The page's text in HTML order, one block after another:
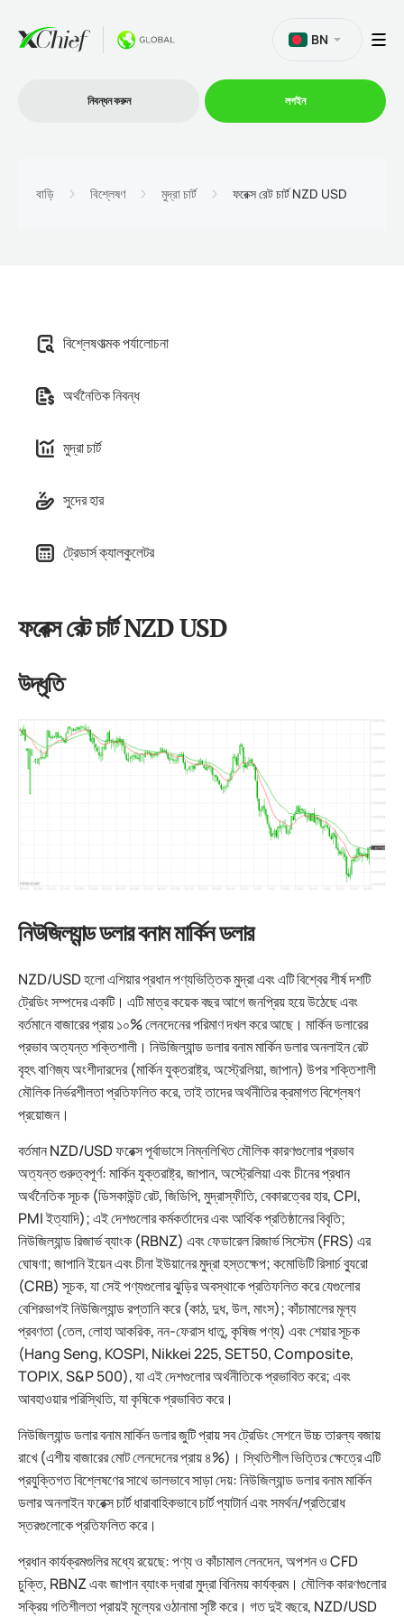
কোম্পানি
অংশীদারিত্ব
BN
নিবন্ধন করুন লগইন
বাড়ি বিশ্লেষণ মুদ্রা চার্ট ফরেক্স রেট চার্ট NZD USD
বিশ্লেষণাত্মক পর্যালোচনা
অর্থনৈতিক নিবন্ধ
মুদ্রা চার্ট
সুদের হার
ট্রেডার্স ক্যালকুলেটর
ফরেক্স রেট চার্ট NZD USD
উদ্ধৃতি
নিউজিল্যান্ড ডলার বনাম মার্কিন ডলার
NZD/USD হলো এশিয়ার প্রধান পণ্যভিত্তিক মুদ্রা এবং এটি বিশ্বের শীর্ষ দশটি
ট্রেডিং সম্পদের একটি। এটি মাত্র কয়েক বছর আগে জনপ্রিয় হয়ে উঠেছে এবং
বর্তমানে বাজারের প্রায় ১০% লেনদেনের পরিমাণ দখল করে আছে। মার্কিন ডলারের
প্রভাব অত্যন্ত শক্তিশালী। নিউজিল্যান্ড ডলার বনাম মার্কিন ডলার অনলাইন রেট
বৃহৎ বাণিজ্য অংশীদারদের (মার্কিন যুক্তরাষ্ট্র, অস্ট্রেলিয়া, জাপান) উপর শক্তিশালী
মৌলিক নির্ভরশীলতা প্রতিফলিত করে, তাই তাদের অর্থনীতির ক্রমাগত বিশ্লেষণ
প্রয়োজন।
বর্তমান NZD/USD ফরেক্স পূর্বাভাসে নিম্নলিখিত মৌলিক কারণগুলোর প্রভাব
অত্যন্ত গুরুত্বপূর্ণ: মার্কিন যুক্তরাষ্ট্র, জাপান, অস্ট্রেলিয়া এবং চীনের প্রধান
অর্থনৈতিক সূচক (ডিসকাউন্ট রেট, জিডিপি, মুদ্রাস্ফীতি, বেকারত্বের হার, CPI,
PMI ইত্যাদি); এই দেশগুলোর কর্মকর্তাদের এবং আর্থিক প্রতিষ্ঠানের বিবৃতি;
নিউজিল্যান্ড রিজার্ভ ব্যাংক (RBNZ) এবং ফেডারেল রিজার্ভ সিস্টেম (FRS) এর
ঘোষণা; জাপানি ইয়েন এবং চীনা ইউয়ানের মুদ্রা হস্তক্ষেপ; কমোডিটি রিসার্চ ব্যুরো
(CRB) সূচক, যা সেই পণ্যগুলোর ঝুড়ির অবস্থাকে প্রতিফলিত করে যেগুলোর
বেশিরভাগই নিউজিল্যান্ড রপ্তানি করে (কাঠ, দুধ, উল, মাংস); কাঁচামালের মূল্য
প্রবণতা (তেল, লোহা আকরিক, নন-ফেরাস ধাতু, কৃষিজ পণ্য) এবং শেয়ার সূচক
(Hang Seng, KOSPI, Nikkei 225, SET50, Composite,
TOPIX, S&P 500), যা এই দেশগুলোর অর্থনীতিকে প্রভাবিত করে; এবং
আবহাওয়ার পরিস্থিতি, যা কৃষিকে প্রভাবিত করে।
নিউজিল্যান্ড ডলার বনাম মার্কিন ডলার জুটি প্রায় সব ট্রেডিং সেশনে উচ্চ তারল্য বজায়
রাখে (এশীয় বাজারের মোট লেনদেনের প্রায় ৪%)। স্থিতিশীল ভিত্তির ক্ষেত্রে এটি
প্রযুক্তিগত বিশ্লেষণের সাথে ভালভাবে সাড়া দেয়: নিউজিল্যান্ড ডলার বনাম মার্কিন
ডলার অনলাইন ফরেক্স চার্ট ধারাবাহিকভাবে চার্ট প্যাটার্ন এবং সমর্থন/প্রতিরোধ
স্তরগুলোকে প্রতিফলিত করে।
প্রধান কার্যক্রমগুলির মধ্যে রয়েছে: পণ্য ও কাঁচামাল লেনদেন, অপশন ও CFD
চুক্তি, RBNZ এবং জাপান ব্যাংক দ্বারা মুদ্রা বিনিময় কার্যক্রম। মৌলিক কারণগুলোর
সক্রিয় গতিশীলতা প্রায়ই মূল্যের ওঠানামা সৃষ্টি করে। গত দুই বছরে, NZD/USD